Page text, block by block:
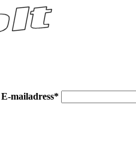
E-mailadress*